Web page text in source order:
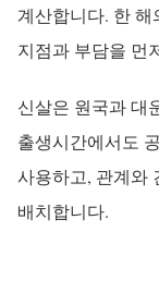
계산합니다. 한
지점과 부담을 먼
신살은 원국과 대
출생시간에서도
사용하고, 관계와
배치합니다.